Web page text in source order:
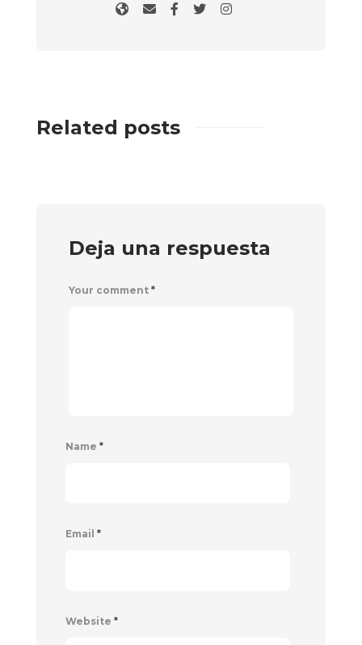
Related posts
Deja una respuesta
Your comment *
Name *
Email *
Website *